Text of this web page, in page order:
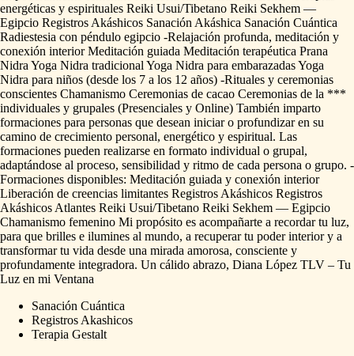
energéticas y espirituales Reiki Usui​/​Tibetano Reiki Sekhem —
Egipcio Registros Akáshicos Sanación Akáshica Sanación Cuántica
Radiestesia con péndulo egipcio -Relajación profunda, meditación y
conexión interior Meditación guiada Meditación terapéutica Prana
Nidra Yoga Nidra tradicional Yoga Nidra para embarazadasYoga
Nidra para niños (desde los 7 a los 12 años) -Rituales y ceremonias
conscientes Chamanismo Ceremonias de cacao Ceremonias de la ***
individuales y grupales (Presenciales y Online) También imparto
formaciones para personas que desean iniciar o profundizar en su
camino de crecimiento personal, energético y espiritual. Las
formaciones pueden realizarse en formato individual o grupal,
adaptándose al proceso, sensibilidad y ritmo de cada persona o grupo. -
Formaciones disponibles: Meditación guiada y conexión interior
Liberación de creencias limitantes Registros Akáshicos Registros
Akáshicos Atlantes Reiki Usui​/​Tibetano Reiki Sekhem — Egipcio
Chamanismo femenino Mi propósito es acompañarte a recordar tu luz,
para que brilles e ilumines al mundo, a recuperar tu poder interior y a
transformar tu vida desde una mirada amorosa, consciente y
profundamente integradora. Un cálido abrazo, Diana López TLV – Tu
Luz en mi Ventana
Sanación Cuántica
Registros Akashicos
Terapia Gestalt